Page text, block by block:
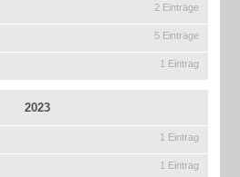
2 Einträge
5 Einträge
1 Eintrag
2023
1 Eintrag
1 Eintrag